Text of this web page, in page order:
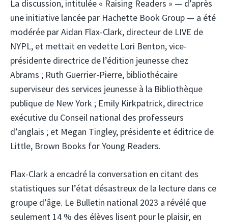
La discussion, intitulée « Raising Readers » — d’après
une initiative lancée par Hachette Book Group — a été
modérée par Aidan Flax-Clark, directeur de LIVE de
NYPL, et mettait en vedette Lori Benton, vice-
présidente directrice de l’édition jeunesse chez
Abrams ; Ruth Guerrier-Pierre, bibliothécaire
superviseur des services jeunesse à la Bibliothèque
publique de New York ; Emily Kirkpatrick, directrice
exécutive du Conseil national des professeurs
d’anglais ; et Megan Tingley, présidente et éditrice de
Little, Brown Books for Young Readers.
Flax-Clark a encadré la conversation en citant des
statistiques sur l’état désastreux de la lecture dans ce
groupe d’âge. Le Bulletin national 2023 a révélé que
seulement 14 % des élèves lisent pour le plaisir, en